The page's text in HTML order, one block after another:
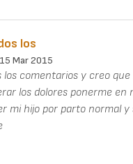
los
15 Mar 2015
los comentarios y creo
los dolores ponerme en
mi hijo por parto normal y